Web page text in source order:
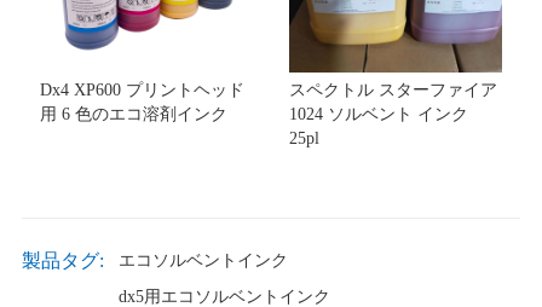
Dx4 XP600 プリントヘッド
用 6 色のエコ溶剤インク
スペクトル スターファイア
1024 ソルベント インク
25pl
製品タグ:
エコソルベントインク
dx5用エコソルベントインク